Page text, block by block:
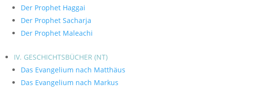
Der Prophet Haggai
Der Prophet Sacharja
Der Prophet Maleachi
IV. GESCHICHTSBÜCHER (NT)
Das Evangelium nach Matthäus
Das Evangelium nach Markus